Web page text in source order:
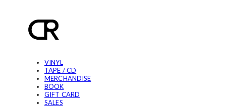
VINYL
TAPE / CD
MERCHANDISE
BOOK
GIFT CARD
SALES